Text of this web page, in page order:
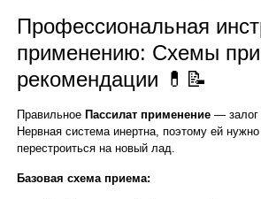
Профессиональная
применению: Схемы
рекомендации 💊📝
Правильное Пассилат применение — залог
Нервная система инертна, поэтому ей
перестроиться на новый лад.
Базовая схема приема: